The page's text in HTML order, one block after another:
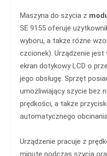
Maszyna do szycia z
SE 9155 oferuje
wyboru, a także różne
czcionek). Urządzenie
ekran dotykowy LCD o
jego obsługę. Sprzęt
umożliwiający szycie bez
prędkości, a także przycisk
automatycznego
Urządzenie pracuje z
minutę podczas szycia